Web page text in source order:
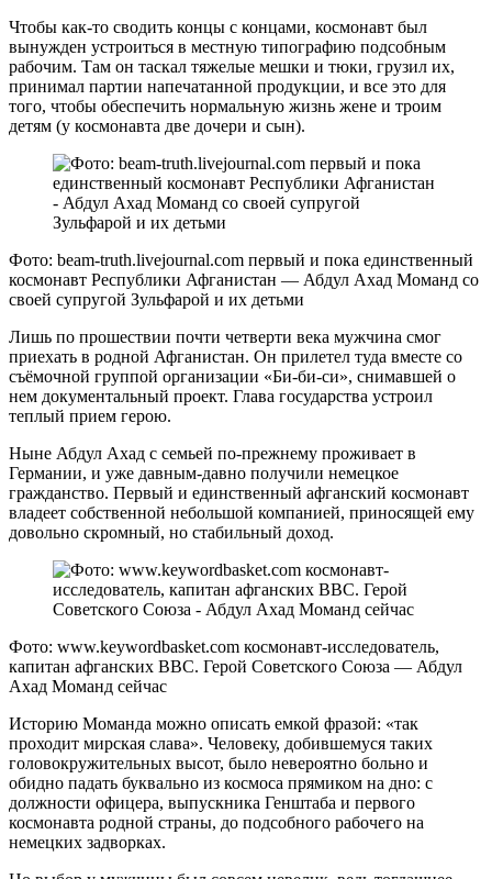
Чтобы как-то сводить концы с концами, космонавт был
вынужден устроиться в местную типографию подсобным
рабочим. Там он таскал тяжелые мешки и тюки, грузил их,
принимал партии напечатанной продукции, и все это для
того, чтобы обеспечить нормальную жизнь жене и троим
детям (у космонавта две дочери и сын).
Фото: beam-truth.livejournal.com первый и пока единственный
космонавт Республики Афганистан — Абдул Ахад Моманд со
своей супругой Зульфарой и их детьми
Лишь по прошествии почти четверти века мужчина смог
приехать в родной Афганистан. Он прилетел туда вместе со
съёмочной группой организации «Би-би-си», снимавшей о
нем документальный проект. Глава государства устроил
теплый прием герою.
Ныне Абдул Ахад с семьей по-прежнему проживает в
Германии, и уже давным-давно получили немецкое
гражданство. Первый и единственный афганский космонавт
владеет собственной небольшой компанией, приносящей ему
довольно скромный, но стабильный доход.
Фото: www.keywordbasket.com космонавт-исследователь,
капитан афганских ВВС. Герой Советского Союза — Абдул
Ахад Моманд сейчас
Историю Моманда можно описать емкой фразой: «так
проходит мирская слава». Человеку, добившемуся таких
головокружительных высот, было невероятно больно и
обидно падать буквально из космоса прямиком на дно: с
должности офицера, выпускника Генштаба и первого
космонавта родной страны, до подсобного рабочего на
немецких задворках.